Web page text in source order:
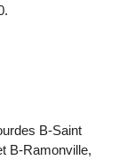
B-Saint
B-Ramonville,